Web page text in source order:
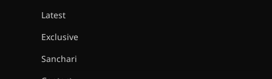
Latest
Exclusive
Sanchari